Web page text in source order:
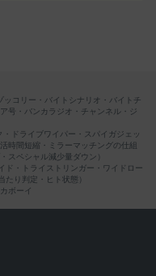
コリー・バイトシナリオ・バイトチ
号・バンカラジオ・チャンネル・ジ
ドライブワイパー・スパイガジェッ
時間短縮・ミラーマッチングの仕組
スペシャル減少量ダウン）
ド・トライストリンガー・ワイドロー
り判定・ヒト状態）
ボーイ